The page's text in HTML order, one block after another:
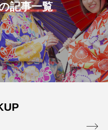
MEG(メグ)オンライン
記事一覧
